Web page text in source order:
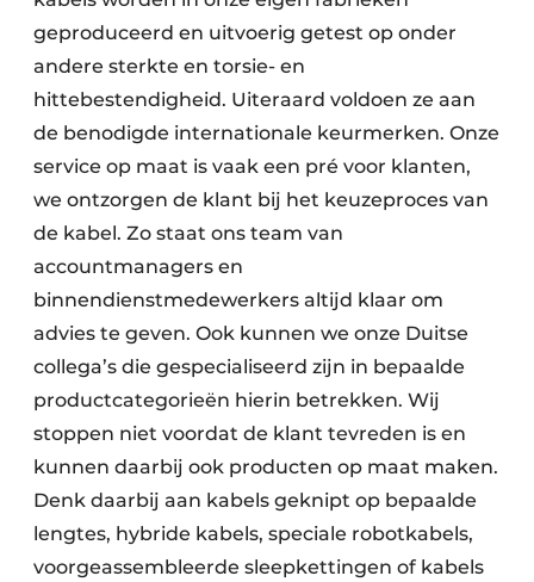
geproduceerd en uitvoerig getest op onder
andere sterkte en torsie- en
hittebestendigheid. Uiteraard voldoen ze aan
de benodigde internationale keurmerken. Onze
service op maat is vaak een pré voor klanten,
we ontzorgen de klant bij het keuzeproces van
de kabel. Zo staat ons team van
accountmanagers en
binnendienstmedewerkers altijd klaar om
advies te geven. Ook kunnen we onze Duitse
collega’s die gespecialiseerd zijn in bepaalde
productcategorieën hierin betrekken. Wij
stoppen niet voordat de klant tevreden is en
kunnen daarbij ook producten op maat maken.
Denk daarbij aan kabels geknipt op bepaalde
lengtes, hybride kabels, speciale robotkabels,
voorgeassembleerde sleepkettingen of kabels